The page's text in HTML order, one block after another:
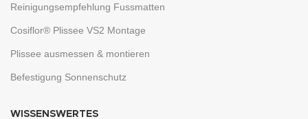
Reinigungsempfehlung Fussmatten
Cosiflor® Plissee VS2 Montage
Plissee ausmessen & montieren
Befestigung Sonnenschutz
WISSENSWERTES